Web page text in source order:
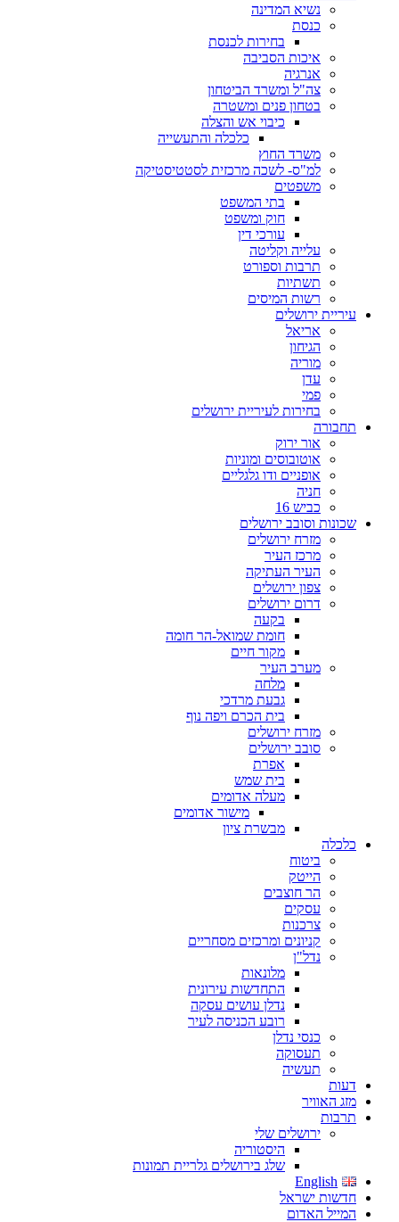
נשיא המדינה
כנסת
בחירות לכנסת
איכות הסביבה
אנרגיה
צה"ל ומשרד הביטחון
בטחון פנים ומשטרה
כיבוי אש והצלה
כלכלה והתעשייה
משרד החוץ
למ"ס- לשכה מרכזית לסטטיסטיקה
משפטים
בתי המשפט
חוק ומשפט
עורכי דין
עלייה וקליטה
תרבות וספורט
תשתיות
רשות המיסים
עיריית ירושלים
אריאל
הגיחון
מוריה
עדן
פמי
בחירות לעיריית ירושלים
תחבורה
אור ירוק
אוטובוסים ומוניות
אופניים ודו גלגליים
חניה
כביש 16
שכונות וסובב ירושלים
מזרח ירושלים
מרכז העיר
העיר העתיקה
צפון ירושלים
דרום ירושלים
בקעה
חומת שמואל-הר חומה
מקור חיים
מערב העיר
מלחה
גבעת מרדכי
בית הכרם ויפה נוף
מזרח ירושלים
סובב ירושלים
אפרת
בית שמש
מעלה אדומים
מישור אדומים
מבשרת ציון
כלכלה
ביטוח
הייטק
הר חוצבים
עסקים
צרכנות
קניונים ומרכזים מסחריים
נדל"ן
מלונאות
התחדשות עירונית
נדלן עושים עסקה
רובע הכניסה לעיר
כנסי נדלן
תעסוקה
תעשיה
דעות
מזג האוויר
תרבות
ירושלים שלי
היסטוריה
שלג בירושלים גלריית תמונות
English
חדשות ישראל
המייל האדום